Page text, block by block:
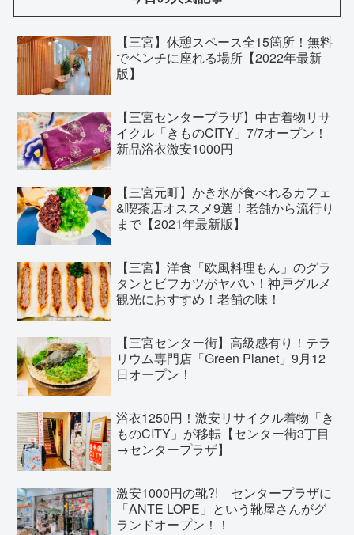
【三宮】休憩スペース全15箇所！無料
でベンチに座れる場所【2022年最新
版】
【三宮センタープラザ】中古着物リサ
イクル「きものCITY」7/7オープン！
新品浴衣激安1000円
【三宮元町】かき氷が食べれるカフェ
&喫茶店オススメ9選！老舗から流行り
まで【2021年最新版】
【三宮】洋食「欧風料理もん」のグラ
タンとビフカツがヤバい！神戸グルメ
観光におすすめ！老舗の味！
【三宮センター街】高級感有り！テラ
リウム専門店「Green Planet」9月12
日オープン！
浴衣1250円！激安リサイクル着物「き
ものCITY」が移転【センター街3丁目
→センタープラザ】
激安1000円の靴?! センタープラザに
「ANTE LOPE」という靴屋さんがグ
ランドオープン！！